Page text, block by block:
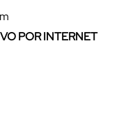
POR INTERNET